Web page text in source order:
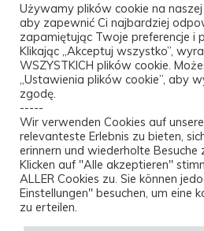
Używamy plików cookie na
aby zapewnić Ci najbardziej
zapamiętując Twoje preferencje i
Klikając „Akceptuj wszystko”,
WSZYSTKICH plików cookie.
„Ustawienia plików cookie”, aby
zgodę.
-----
Wir verwenden Cookies auf
relevanteste Erlebnis zu bieten,
erinnern und wiederholte Besuche
Klicken auf "Alle akzeptieren"
ALLER Cookies zu. Sie können
Einstellungen" besuchen, um eine
zu erteilen.